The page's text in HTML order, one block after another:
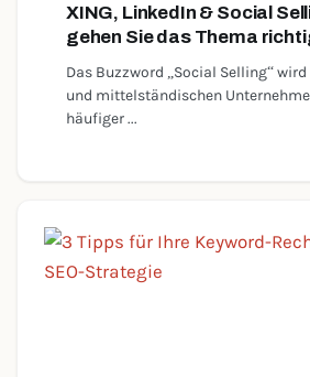
XING, LinkedIn & Social
gehen Sie das Thema
Das Buzzword „Social Selling“
und mittelständischen
häufiger ...